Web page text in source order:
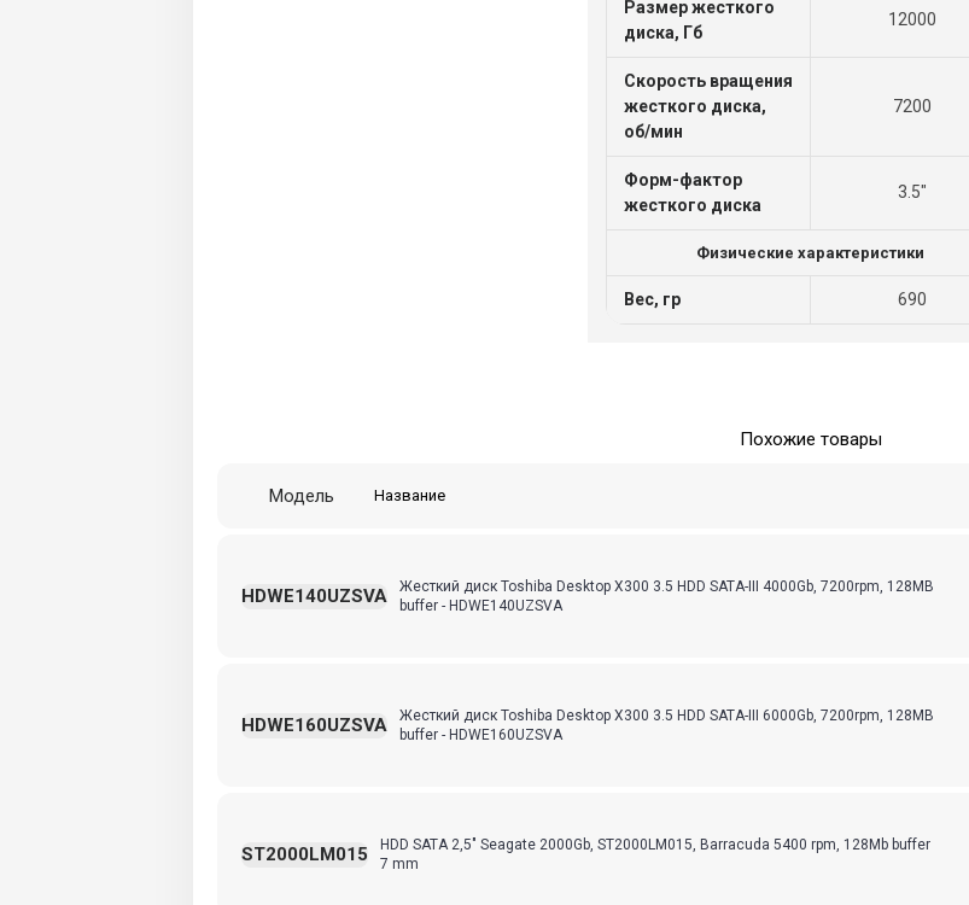
Размер жесткого
диска, Гб
12000
Скорость вращения
жесткого диска,
об/мин
7200
Форм-фактор
жесткого диска
3.5"
Физические характеристики
Вес, гр 690
Похожие товары
Название
Модель
Жесткий диск Toshiba Desktop X300 3.5 HDD SATA-III 4000Gb, 7200rpm, 128MB
buffer - HDWE140UZSVA
HDWE140UZSVA
Жесткий диск Toshiba Desktop X300 3.5 HDD SATA-III 6000Gb, 7200rpm, 128MB
buffer - HDWE160UZSVA
HDWE160UZSVA
HDD SATA 2,5" Seagate 2000Gb, ST2000LM015, Barracuda 5400 rpm, 128Mb buffer
7 mm
ST2000LM015